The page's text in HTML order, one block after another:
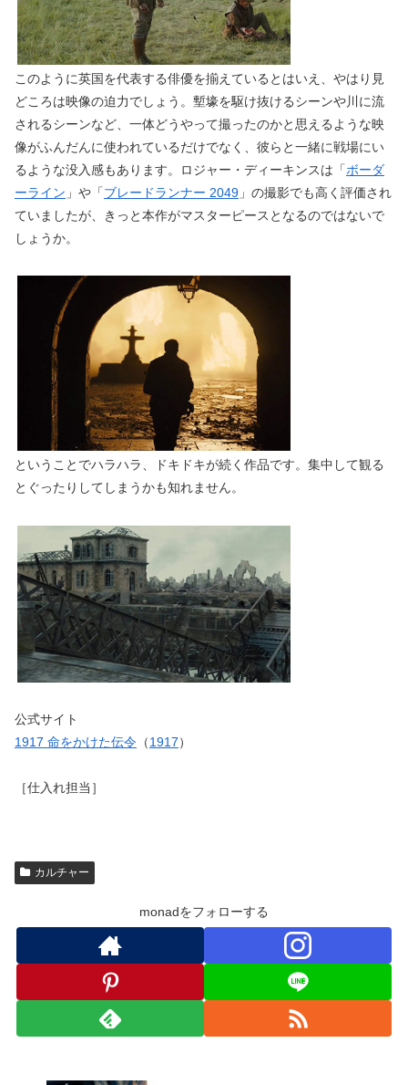
このように英国を代表する俳優を揃えているとはいえ、やはり見
どころは映像の迫力でしょう。塹壕を駆け抜けるシーンや川に流
されるシーンなど、一体どうやって撮ったのかと思えるような映
像がふんだんに使われているだけでなく、彼らと一緒に戦場にい
るような没入感もあります。ロジャー・ディーキンスは「ボーダ
ーライン 」や「ブレードランナー 2049 」の撮影でも高く評価され
ていましたが、きっと本作がマスターピースとなるのではないで
しょうか。
ということでハラハラ、ドキドキが続く作品です。集中して観る
とぐったりしてしまうかも知れません。
公式サイト
1917 命をかけた伝令 （1917）
［仕入れ担当］
カルチャー
monadをフォローする